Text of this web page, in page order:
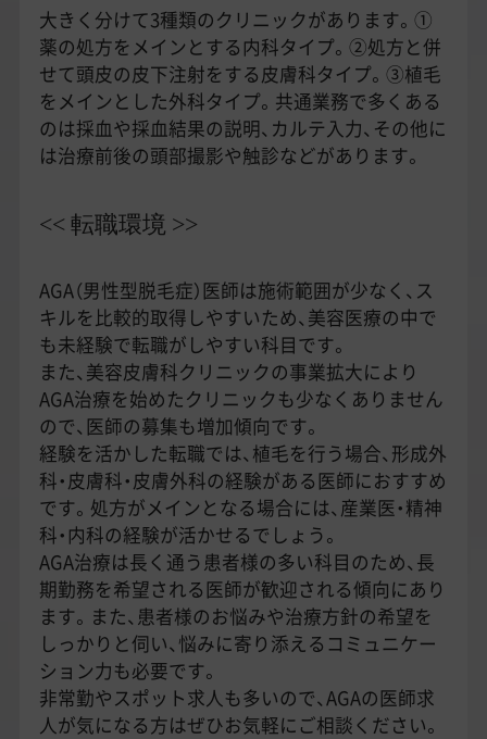
大きく分けて3種類のクリニックがあります。①
薬の処方をメインとする内科タイプ。②処方と併
せて頭皮の皮下注射をする皮膚科タイプ。③植毛
をメインとした外科タイプ。共通業務で多くある
のは採血や採血結果の説明、カルテ入力、その他に
は治療前後の頭部撮影や触診などがあります。
<< 転職環境 >>
AGA（男性型脱毛症）医師は施術範囲が少なく、ス
キルを比較的取得しやすいため、美容医療の中で
も未経験で転職がしやすい科目です。
また、美容皮膚科クリニックの事業拡大により
AGA治療を始めたクリニックも少なくありません
ので、医師の募集も増加傾向です。
経験を活かした転職では、植毛を行う場合、形成外
科・皮膚科・皮膚外科の経験がある医師におすすめ
です。処方がメインとなる場合には、産業医・精神
科・内科の経験が活かせるでしょう。
AGA治療は長く通う患者様の多い科目のため、長
期勤務を希望される医師が歓迎される傾向にあり
ます。また、患者様のお悩みや治療方針の希望を
しっかりと伺い、悩みに寄り添えるコミュニケー
ション力も必要です。
非常勤やスポット求人も多いので、AGAの医師求
人が気になる方はぜひお気軽にご相談ください。